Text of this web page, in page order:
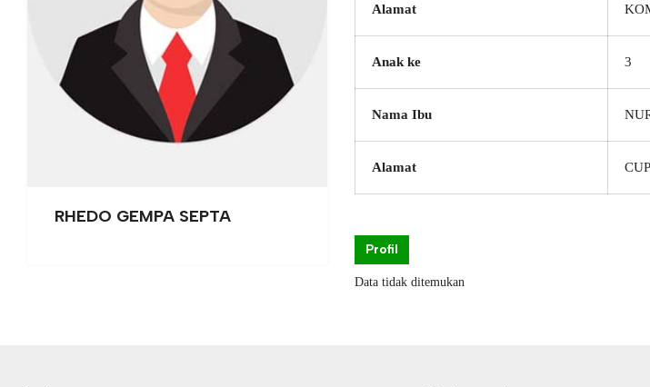
RHEDO GEMPA SEPTA
Alamat
Anak ke 3
Nama Ibu
Alamat
Profil
Data tidak ditemukan